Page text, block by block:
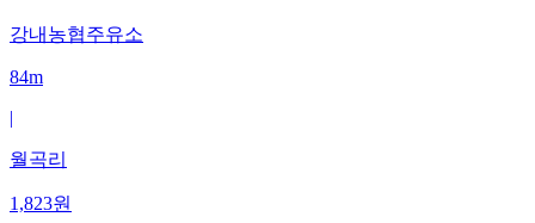
강내농협주유소
84m
|
월곡리
1,823원